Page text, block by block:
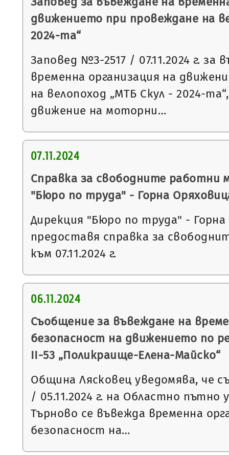
движението при провеждане на
2024-та“
Заповед №З-2517 / 07.11.2024 г. за
временна организация на
на велопоход „МТБ Скул - 2024-
движение на моторни…
07.11.2024
Справка за свободните работни
"Бюро по труда" - Горна
Дирекция "Бюро по труда" -
предоставя справка за
към 07.11.2024 г.
06.11.2024
Съобщение за въвеждане на
безопасност на движението по
ІІ-53 „Поликраище-Елена-Майско“
Община Лясковец уведомява, че
/ 05.11.2024 г. на Областно пътно
Търново се въвежда временна
безопасност на…